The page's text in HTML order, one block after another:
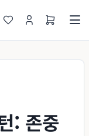
: 존중